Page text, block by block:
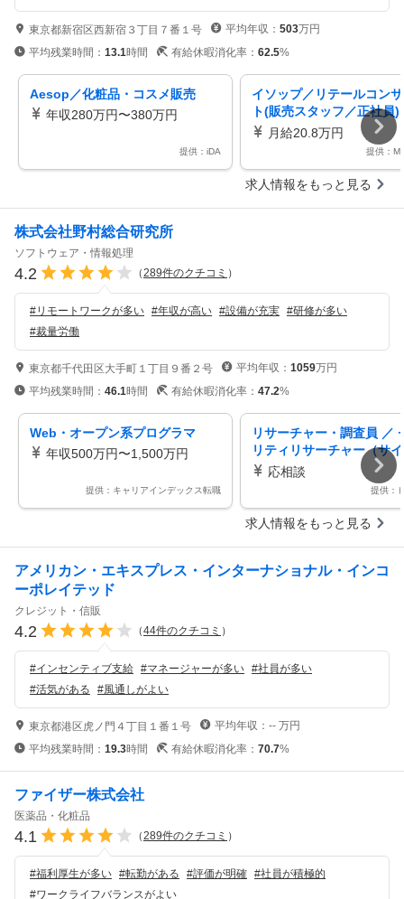
東京都新宿区西新宿３丁目７番１号 平均年収： 503万円
平均残業時間： 13.1時間 有給休暇消化率： 62.5%
Aesop／化粧品・コスメ販売
年収280万円〜380万円
提供：iDA
イソップ／リテールコン
ト(販売スタッフ／正社員)
東京・神奈川
月給20.8万円
提供：
求人情報をもっと見る
株式会社野村総合研究所
ソフトウェア・情報処理
4.2 （289件のクチコミ ）
#リモートワークが多い #年収が高い #設備が充実 #研修が多い
#裁量労働
東京都千代田区大手町１丁目９番２号 平均年収： 1059万円
平均残業時間： 46.1時間 有給休暇消化率： 47.2%
Web・オープン系プログラマ
年収500万円〜1,500万円
提供：キャリアインデックス転職
リサーチャー・調査員 ／
リティリサーチャー（サ
ンテリジェンス分野）
応相談
提供：
求人情報をもっと見る
アメリカン・エキスプレス・インターナショナル・インコ
ーポレイテッド
クレジット・信販
4.2 （44件のクチコミ ）
#インセンティブ支給 #マネージャーが多い #社員が多い
#活気がある #風通しがよい
東京都港区虎ノ門４丁目１番１号 平均年収： -- 万円
平均残業時間： 19.3時間 有給休暇消化率： 70.7%
ファイザー株式会社
医薬品・化粧品
4.1 （289件のクチコミ ）
#福利厚生が多い #転勤がある #評価が明確 #社員が積極的
#ワークライフバランスがよい